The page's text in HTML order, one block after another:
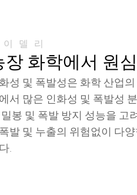
이델리
장 화학에서 원
성 및 폭발성은 화학 산업
서 많은 인화성 및 폭발성
봉 및 폭발 방지 성능을 고
폭발 및 누출의 위험없이 다
.